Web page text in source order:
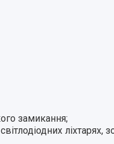
замикання;
ліхтарях,